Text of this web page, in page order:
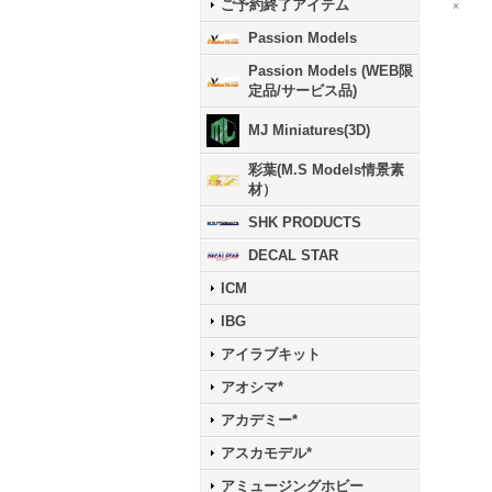
ご予約終了アイテム
Passion Models
Passion Models (WEB限
定品/サービス品)
MJ Miniatures(3D)
彩葉(M.S Models情景素
材）
SHK PRODUCTS
DECAL STAR
ICM
IBG
アイラブキット
アオシマ*
アカデミー*
アスカモデル*
アミュージングホビー
×